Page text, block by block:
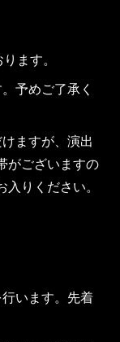
ます。
予めご了承く
ますが、演出
がございますの
りください。
います。先着